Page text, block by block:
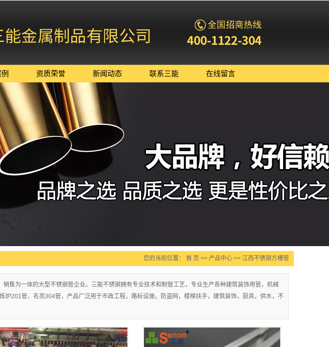
资质荣誉 新闻动态
公司新闻
行业新闻
技术知识
联系三能 在线留言
您的当前位置： 首 页 >> 产品中心 >> 江西不锈钢方槽管
售为一体的大型不锈钢管企业。三能不锈钢拥有专业技术和制管工艺，专业生产各种建筑装饰用管，机械
炉201管，名亮304管，产品广泛用于市政工程，路标设施，防盗网，楼梯扶手，建筑装饰，厨具，供水，不